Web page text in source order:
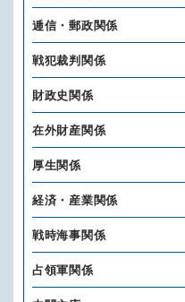
逓信・郵政関係
戦犯裁判関係
財政史関係
在外財産関係
厚生関係
経済・産業関係
戦時海事関係
占領軍関係